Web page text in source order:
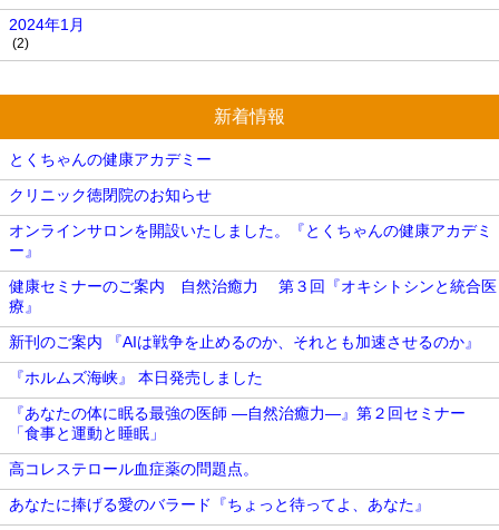
2024年1月
(2)
新着情報
とくちゃんの健康アカデミー
クリニック徳閉院のお知らせ
オンラインサロンを開設いたしました。『とくちゃんの健康アカデミ
ー』
健康セミナーのご案内 自然治癒力 第３回『オキシトシンと統合医
療』
新刊のご案内 『AIは戦争を止めるのか、それとも加速させるのか』
『ホルムズ海峡』 本日発売しました
『あなたの体に眠る最強の医師 ―自然治癒力―』第２回セミナー
「食事と運動と睡眠」
高コレステロール血症薬の問題点。
あなたに捧げる愛のバラード『ちょっと待ってよ、あなた』